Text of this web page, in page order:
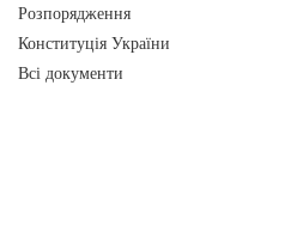
Розпорядження
Конституція України
Всі документи